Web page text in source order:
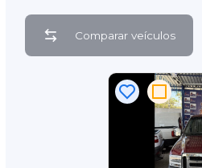
Comparar veículos